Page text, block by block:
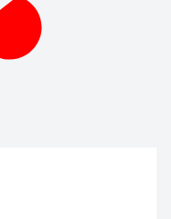
W Tights W
Waist Cropped
Pace High Waist